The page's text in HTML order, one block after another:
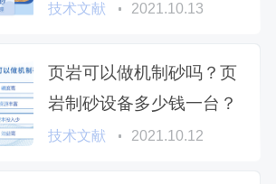
技术文献 2021.10.13
页岩可以做机制砂吗？页
岩制砂设备多少钱一台？
技术文献 2021.10.12